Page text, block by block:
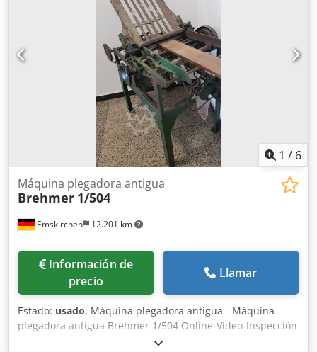
1 / 6
Emskirchen 12.201 km
Máquina plegadora antigua
Brehmer 1/504
Información de
precio
Llamar
Estado: usado, Máquina plegadora antigua - Máquina
plegadora antigua Brehmer 1/504 Online-Video-Inspección
por Skype-Video Estaremos encantados de recibir su visita